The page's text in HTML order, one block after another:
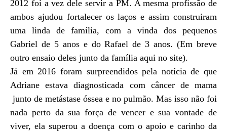
2012 foi a vez dele servir a PM. A mesma profissão de
ambos ajudou fortalecer os laços e assim construiram
uma linda de família, com a vinda dos pequenos
Gabriel de 5 anos e do Rafael de 3 anos. (Em breve
outro ensaio deles junto da família aqui no site).
Já em 2016 foram surpreendidos pela notícia de que
Adriane estava diagnosticada com câncer de mama
junto de metástase óssea e no pulmão. Mas isso não foi
nada perto da sua força de vencer e sua vontade de
viver, ela superou a doença com o apoio e carinho da